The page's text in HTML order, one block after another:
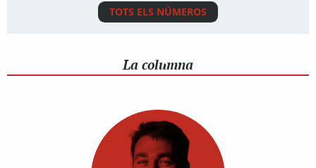
TOTS ELS NÚMEROS
La columna